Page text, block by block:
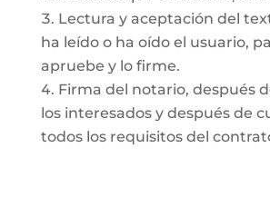
Lectura y aceptación del
ha leído o ha oído el usuario,
apruebe y lo firme.
Firma del notario, después
los interesados y después de
todos los requisitos del